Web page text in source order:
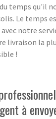
temps qu'il
Le temps
notre
livraison la
!
à